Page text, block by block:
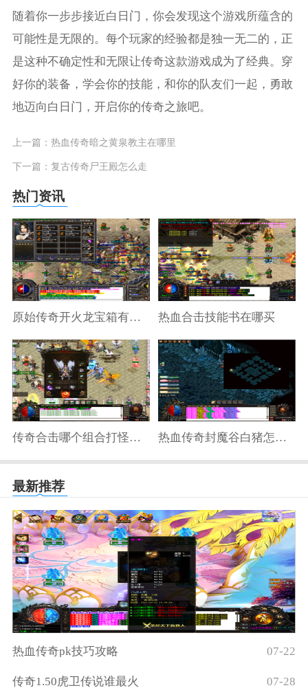
随着你一步步接近白日门，你会发现这个游戏所蕴含的
可能性是无限的。每个玩家的经验都是独一无二的，正
是这种不确定性和无限让传奇这款游戏成为了经典。穿
好你的装备，学会你的技能，和你的队友们一起，勇敢
地迈向白日门，开启你的传奇之旅吧。
上一篇： 热血传奇暗之黄泉教主在哪里
下一篇： 复古传奇尸王殿怎么走
热门资讯
原始传奇开火龙宝箱有什么窍门 热血合击技能书在哪买
传奇合击哪个组合打怪快一点 热血传奇封魔谷白猪怎么打
最新推荐
热血传奇pk技巧攻略 07-22
传奇1.50虎卫传说谁最火 07-28